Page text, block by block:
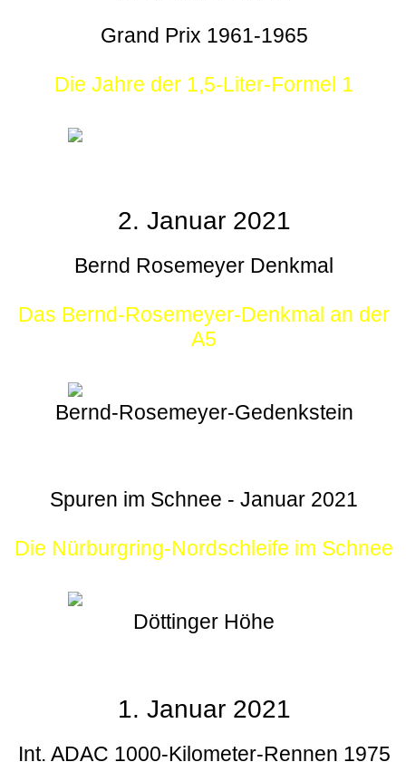
Grand Prix 1961-1965
Die Jahre der 1,5-Liter-Formel 1
2. Januar 2021
Bernd Rosemeyer Denkmal
Das Bernd-Rosemeyer-Denkmal an der
A5
Bernd-Rosemeyer-Gedenkstein
Spuren im Schnee - Januar 2021
Die Nürburgring-Nordschleife im Schnee
Döttinger Höhe
1. Januar 2021
Int. ADAC 1000-Kilometer-Rennen 1975